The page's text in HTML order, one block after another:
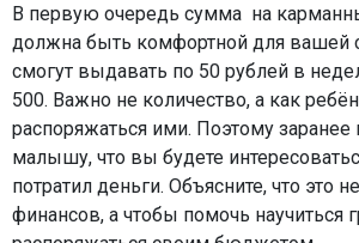
В первую очередь сумма на
должна быть комфортной для вашей
смогут выдавать по 50 рублей в
500. Важно не количество, а как
распоряжаться ими. Поэтому заранее
малышу, что вы будете
потратил деньги. Объясните, что это
финансов, а чтобы помочь научиться